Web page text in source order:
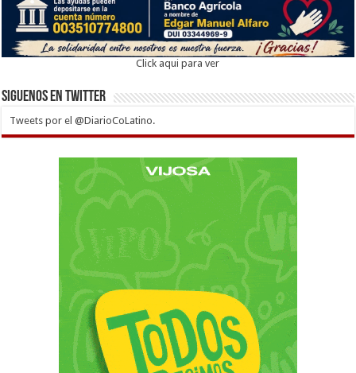
Click aqui para ver
Siguenos en twitter
Tweets por el @DiarioCoLatino.